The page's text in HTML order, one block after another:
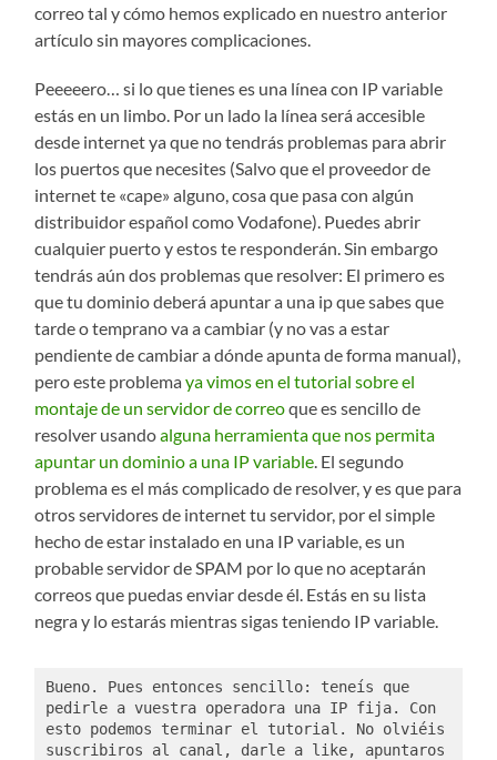
correo tal y cómo hemos explicado en nuestro anterior
artículo sin mayores complicaciones.
Peeeeero… si lo que tienes es una línea con IP variable
estás en un limbo. Por un lado la línea será accesible
desde internet ya que no tendrás problemas para abrir
los puertos que necesites (Salvo que el proveedor de
internet te «cape» alguno, cosa que pasa con algún
distribuidor español como Vodafone). Puedes abrir
cualquier puerto y estos te responderán. Sin embargo
tendrás aún dos problemas que resolver: El primero es
que tu dominio deberá apuntar a una ip que sabes que
tarde o temprano va a cambiar (y no vas a estar
pendiente de cambiar a dónde apunta de forma manual),
pero este problemaya vimos en el tutorial sobre el
montaje de un servidor de correoque es sencillo de
resolver usandoalguna herramienta que nos permita
apuntar un dominio a una IP variable. El segundo
problema es el más complicado de resolver, y es que para
otros servidores de internet tu servidor, por el simple
hecho de estar instalado en una IP variable, es un
probable servidor de SPAM por lo que no aceptarán
correos que puedas enviar desde él. Estás en su lista
negra y lo estarás mientras sigas teniendo IP variable.
Bueno. Pues entonces sencillo: teneís que
pedirle a vuestra operadora una IP fija. Con
esto podemos terminar el tutorial. No olviéis
suscribiros al canal, darle a like, apuntaros